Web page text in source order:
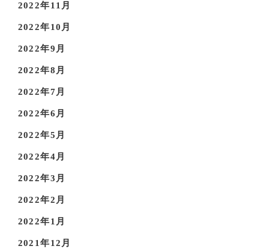
2022年11月
2022年10月
2022年9月
2022年8月
2022年7月
2022年6月
2022年5月
2022年4月
2022年3月
2022年2月
2022年1月
2021年12月